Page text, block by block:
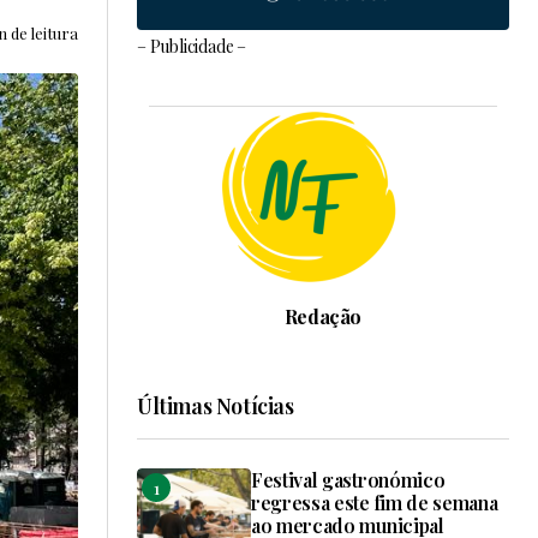
de leitura
– Publicidade –
Redação
Últimas Notícias
Festival gastronómico
regressa este fim de semana
ao mercado municipal